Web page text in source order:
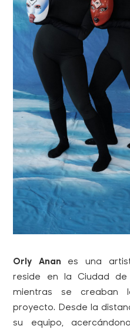
Orly Anan es una
reside en la Ciudad de
mientras se creaban
proyecto. Desde la
su equipo,